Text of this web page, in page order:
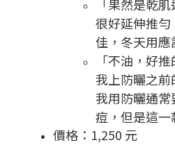
「果然是乾
很好延伸推
佳，冬天用應
「不油，好
我上防曬之前
我用防曬通
痘，但是這一
價格：1,250 元